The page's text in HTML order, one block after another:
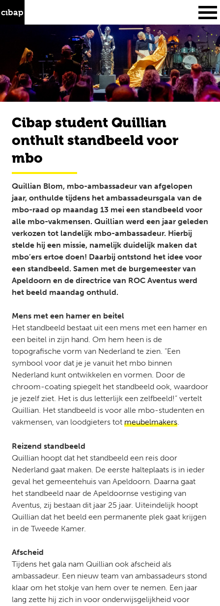
to
Cibap
opleidingen
studeren
samenwerken
aanmelden
naar:
Cibap student Quillian
onthult standbeeld voor
mbo
Quillian Blom, mbo-ambassadeur van afgelopen
jaar, onthulde tijdens het ambassadeursgala van de
mbo-raad op maandag 13 mei een standbeeld voor
alle mbo-vakmensen. Quillian werd een jaar geleden
verkozen tot landelijk mbo-ambassadeur. Hierbij
stelde hij een missie, namelijk duidelijk maken dat
mbo’ers ertoe doen! Daarbij ontstond het idee voor
een standbeeld. Samen met de burgemeester van
Apeldoorn en de directrice van ROC Aventus werd
het beeld maandag onthuld.
Mens met een hamer en beitel
Het standbeeld bestaat uit een mens met een hamer en
een beitel in zijn hand. Om hem heen is de
topografische vorm van Nederland te zien. “Een
symbool voor dat je je vanuit het mbo binnen
Nederland kunt ontwikkelen en vormen. Door de
chroom-coating spiegelt het standbeeld ook, waardoor
je jezelf ziet. Het is dus letterlijk een zelfbeeld!” vertelt
Quillian. Het standbeeld is voor alle mbo-studenten en
vakmensen, van loodgieters tot meubelmakers.
Reizend standbeeld
Quillian hoopt dat het standbeeld een reis door
Nederland gaat maken. De eerste halteplaats is in ieder
geval het gemeentehuis van Apeldoorn. Daarna gaat
het standbeeld naar de Apeldoornse vestiging van
Aventus, zij bestaan dit jaar 25 jaar. Uiteindelijk hoopt
Quillian dat het beeld een permanente plek gaat krijgen
in de Tweede Kamer.
Afscheid
Tijdens het gala nam Quillian ook afscheid als
ambassadeur. Een nieuw team van ambassadeurs stond
klaar om het stokje van hem over te nemen. Een jaar
lang zette hij zich in voor onderwijsgelijkheid voor